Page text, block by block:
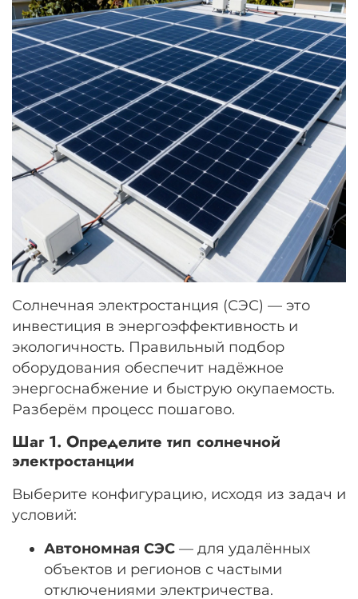
Солнечная электростанция (СЭС) — это
инвестиция в энергоэффективность и
экологичность. Правильный подбор
оборудования обеспечит надёжное
энергоснабжение и быструю окупаемость.
Разберём процесс пошагово.
Шаг 1. Определите тип солнечной
электростанции
Выберите конфигурацию, исходя из задач и
условий:
Автономная СЭС — для удалённых
объектов и регионов с частыми
отключениями электричества.